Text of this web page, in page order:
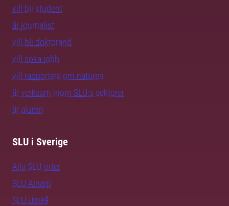
vill bli student
är journalist
vill bli doktorand
vill söka jobb
vill rapportera om naturen
är verksam inom SLU:s sektorer
är alumn
SLU i Sverige
Alla SLU-orter
SLU Alnarp
SLU Umeå